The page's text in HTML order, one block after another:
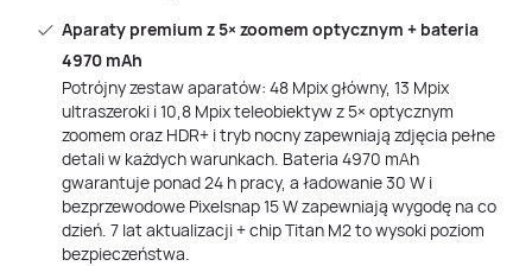
Aparaty premium z 5× zoomem optycznym + bateria
4970 mAh
Potrójny zestaw aparatów: 48 Mpix główny, 13 Mpix
ultraszeroki i 10,8 Mpix teleobiektyw z 5× optycznym
zoomem oraz HDR+ i tryb nocny zapewniają zdjęcia pełne
detali w każdych warunkach. Bateria 4970 mAh
gwarantuje ponad 24 h pracy, a ładowanie 30 W i
bezprzewodowe Pixelsnap 15 W zapewniają wygodę na co
dzień. 7 lat aktualizacji + chip Titan M2 to wysoki poziom
bezpieczeństwa.